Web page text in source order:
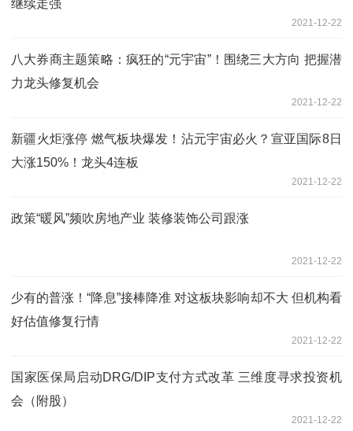
继续走强
2021-12-22
八大券商主题策略：疯狂的“元宇宙”！围绕三大方向 把握潜
力龙头修复机会
2021-12-22
新疆火炬涨停 燃气板块爆发！沾元宇宙必火？宣亚国际8日
大涨150%！龙头4连板
2021-12-22
政策“暖风”频吹房地产业 装修装饰公司跟涨
2021-12-22
少有的普涨！“降息”接棒降准 对这板块影响却不大 但机构看
好估值修复行情
2021-12-22
国家医保局启动DRG/DIP支付方式改革 三维度寻求投资机
会（附股）
2021-12-22